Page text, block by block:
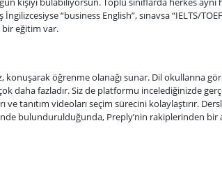
“business English”, sınavsa “IELTS/
eğitim var.
öğrenme olanağı sunar. Dil okullarına
daha fazladır. Siz de platformu incelediğinizde
tanıtım videoları seçim sürecini kolaylaştırır.
bulundurulduğunda, Preply’nin rakiplerinden bir